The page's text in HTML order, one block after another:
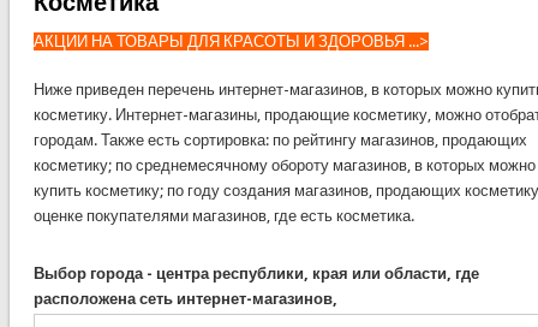
АКЦИИ НА ТОВАРЫ ДЛЯ КРАСОТЫ И ЗДОРОВЬЯ ...>
Ниже приведен перечень интернет-магазинов, в которых можно
косметику. Интернет-магазины, продающие косметику, можно
городам. Также есть сортировка: по рейтингу магазинов, продающих
косметику; по среднемесячному обороту магазинов, в которых можно
купить косметику; по году создания магазинов, продающих
оценке покупателями магазинов, где есть косметика.
Выбор города - центра республики, края или области, где
расположена сеть интернет-магазинов,